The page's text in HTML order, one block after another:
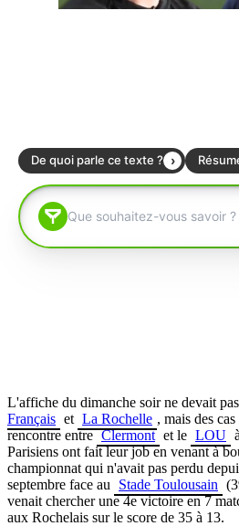
L'affiche du dimanche soir ne devait
Français et La Rochelle , mais des
rencontre entre Clermont et le LOU
Parisiens ont fait leur job en venant à
championnat qui n'avait pas perdu
septembre face au
Stade Toulousain
venait chercher une 4e victoire en 7
aux Rochelais sur le score de 35 à 13.